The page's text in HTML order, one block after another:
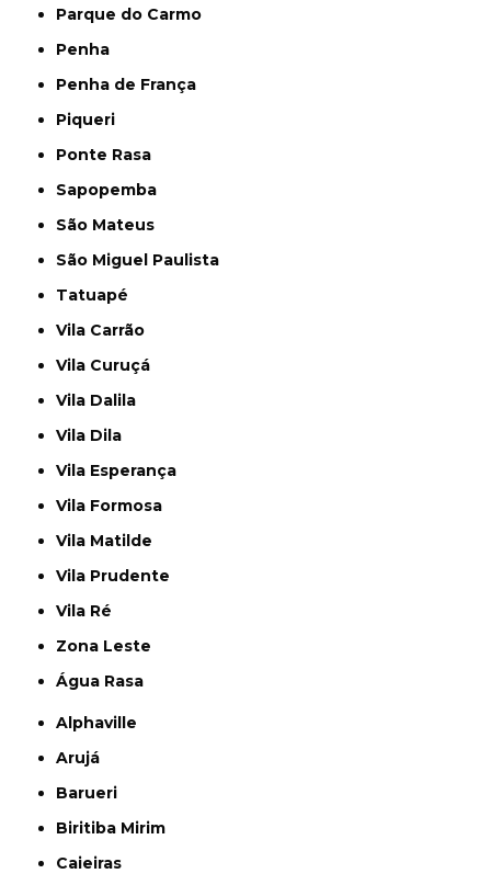
Parque do Carmo
Penha
Penha de França
Piqueri
Ponte Rasa
Sapopemba
São Mateus
São Miguel Paulista
Tatuapé
Vila Carrão
Vila Curuçá
Vila Dalila
Vila Dila
Vila Esperança
Vila Formosa
Vila Matilde
Vila Prudente
Vila Ré
Zona Leste
Água Rasa
Alphaville
Arujá
Barueri
Biritiba Mirim
Caieiras